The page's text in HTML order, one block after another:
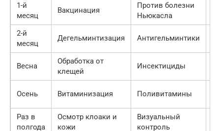
1-й
месяц
Вакцинация
Против болезни
Ньюкасла
2-й
месяц
Дегельминтизация Антигельминтики
Весна
Обработка от
клещей
Инсектициды
Осень Витаминизация Поливитамины
Раз в
полгода
Осмотр клоаки и
кожи
Визуальный
контроль